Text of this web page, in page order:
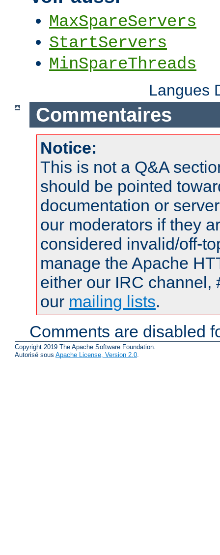
MaxSpareServers
StartServers
MinSpareThreads
Langues
Commentaires
Notice:
This is not a Q&A
should be pointed
documentation or
our moderators if they
considered invalid/off-
manage the Apache
either our IRC channel,
our mailing lists.
Comments are disabled
Copyright 2019 The Apache Software Foundation.
Autorisé sous Apache License, Version 2.0